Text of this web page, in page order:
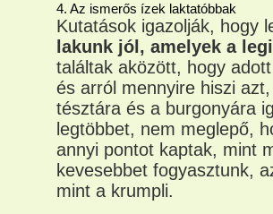
4. Az ismerős ízek laktatóbbak
Kutatások igazolják, hogy
lakunk jól, amelyek a
találtak aközött, hogy
és arról mennyire hiszi
tésztára és a burgonyára
legtöbbet, nem meglepő,
annyi pontot kaptak, mint
kevesebbet fogyasztunk,
mint a krumpli.